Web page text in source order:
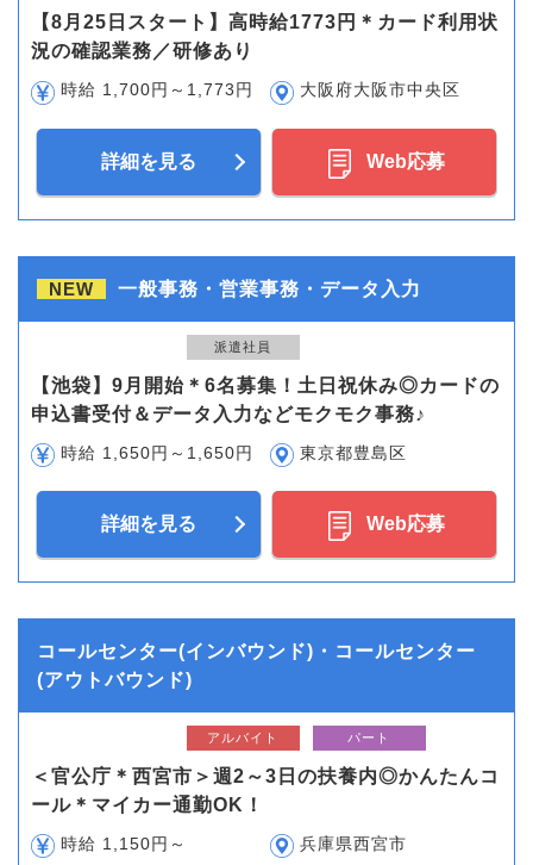
【8月25日スタート】高時給1773円＊カード利用状
況の確認業務／研修あり
時給 1,700円～1,773円 大阪府大阪市中央区
詳細を見る Web応募
NEW 一般事務・営業事務・データ入力
派遣社員
【池袋】9月開始＊6名募集！土日祝休み◎カードの
申込書受付＆データ入力などモクモク事務♪
時給 1,650円～1,650円 東京都豊島区
詳細を見る Web応募
コールセンター(インバウンド)・コールセンター
(アウトバウンド)
アルバイト パート
＜官公庁＊西宮市＞週2～3日の扶養内◎かんたんコ
ール＊マイカー通勤OK！
時給 1,150円～ 兵庫県西宮市